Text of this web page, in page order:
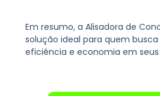
Em resumo, a Alisadora de
solução ideal para quem
eficiência e economia em seus